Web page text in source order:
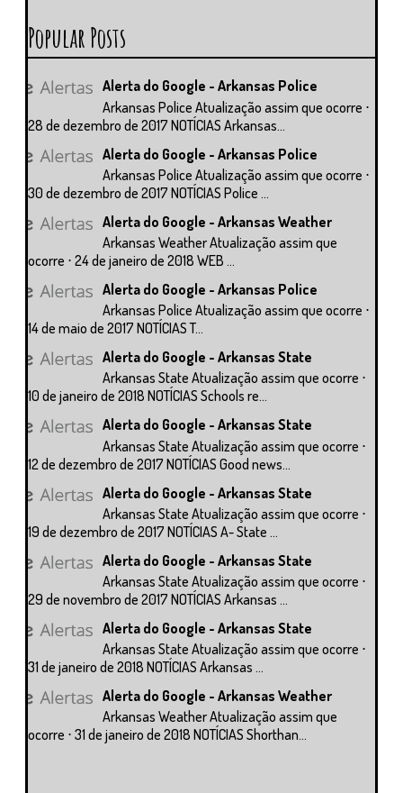
Popular Posts
Alerta do Google - Arkansas Police
Arkansas Police Atualização assim que ocorre ⋅
28 de dezembro de 2017 NOTÍCIAS Arkansas...
Alerta do Google - Arkansas Police
Arkansas Police Atualização assim que ocorre ⋅
30 de dezembro de 2017 NOTÍCIAS Police ...
Alerta do Google - Arkansas Weather
Arkansas Weather Atualização assim que
ocorre ⋅ 24 de janeiro de 2018 WEB ...
Alerta do Google - Arkansas Police
Arkansas Police Atualização assim que ocorre ⋅
14 de maio de 2017 NOTÍCIAS T...
Alerta do Google - Arkansas State
Arkansas State Atualização assim que ocorre ⋅
10 de janeiro de 2018 NOTÍCIAS Schools re...
Alerta do Google - Arkansas State
Arkansas State Atualização assim que ocorre ⋅
12 de dezembro de 2017 NOTÍCIAS Good news...
Alerta do Google - Arkansas State
Arkansas State Atualização assim que ocorre ⋅
19 de dezembro de 2017 NOTÍCIAS A- State ...
Alerta do Google - Arkansas State
Arkansas State Atualização assim que ocorre ⋅
29 de novembro de 2017 NOTÍCIAS Arkansas ...
Alerta do Google - Arkansas State
Arkansas State Atualização assim que ocorre ⋅
31 de janeiro de 2018 NOTÍCIAS Arkansas ...
Alerta do Google - Arkansas Weather
Arkansas Weather Atualização assim que
ocorre ⋅ 31 de janeiro de 2018 NOTÍCIAS Shorthan...